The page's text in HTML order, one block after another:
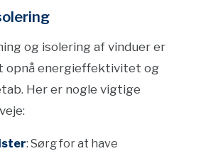
og isolering af vinduer er
opnå energieffektivitet og
Her er nogle vigtige
: Sørg for at have